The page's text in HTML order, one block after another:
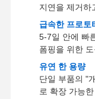
알루미늄 다이
CNC 가공 부품
자동차 부품 제조
지연을 제거하
급속한 프로토
5-7일 안에 빠
폼핑을 위한
유연 한 용량
단일 부품의 "
로 확장 가능